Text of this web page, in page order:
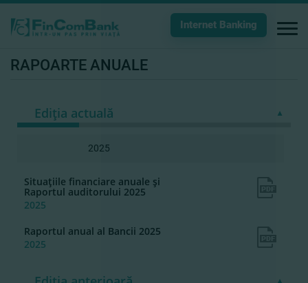
Internet Banking
RAPOARTE ANUALE
Ediția actuală
2025
Situaţiile financiare anuale şi
Raportul auditorului 2025
2025
Raportul anual al Bancii 2025
2025